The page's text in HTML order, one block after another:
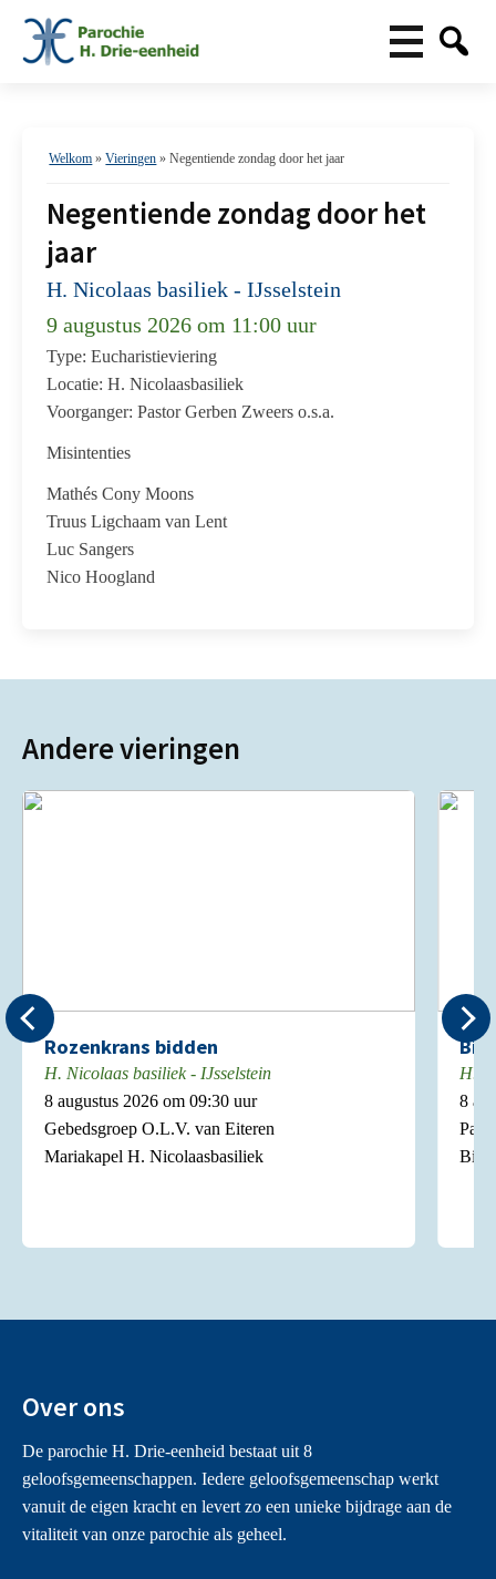
Welkom »Vieringen »Negentiende zondag door het jaar
Negentiende zondag door het
jaar
H. Nicolaas basiliek - IJsselstein
9 augustus 2026 om 11:00 uur
Type: Eucharistieviering
Locatie: H. Nicolaasbasiliek
Voorganger: Pastor Gerben Zweers o.s.a.
Misintenties
Mathés Cony Moons
Truus Ligchaam van Lent
Luc Sangers
Nico Hoogland
Andere vieringen
Rozenkrans bidden
H. Nicolaas basiliek - IJsselstein
8 augustus 2026 om 09:30 uur
Gebedsgroep O.L.V. van Eiteren
Mariakapel H. Nicolaasbasiliek
H.
8
Over ons
De parochie H. Drie-eenheid bestaat uit 8
geloofsgemeenschappen. Iedere geloofsgemeenschap werkt
vanuit de eigen kracht en levert zo een unieke bijdrage aan de
vitaliteit van onze parochie als geheel.